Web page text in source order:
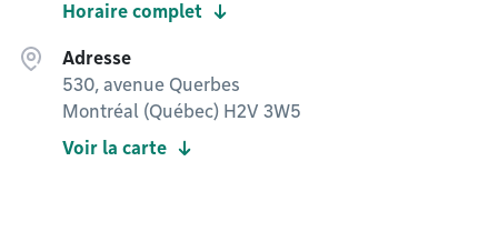
Horaire complet
Adresse
530, avenue Querbes
Montréal (Québec) H2V 3W5
Voir la carte